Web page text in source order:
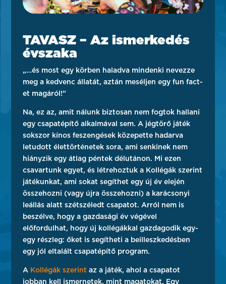
TAVASZ – Az ismerkedés
évszaka
„…és most egy körben haladva mindenki nevezze
meg a kedvenc állatát, aztán meséljen egy fun fact-
et magáról!”
Na, ez az, amit nálunk biztosan nem fogtok hallani
egy csapatépítő alkalmával sem. A jégtörő játék
sokszor kínos feszengések közepette hadarva
letudott élettörténetek sora, ami senkinek nem
hiányzik egy átlag péntek délutánon. Mi ezen
csavartunk egyet, és létrehoztuk a Kollégák szerint
játékunkat, ami sokat segíthet egy új év elején
összehozni (vagy újra összehozni) a karácsonyi
leállás alatt szétszéledt csapatot. Arról nem is
beszélve, hogy a gazdasági év végével
előfordulhat, hogy új kollégákkal gazdagodik egy-
egy részleg: őket is segítheti a beilleszkedésben
egy jól eltalált csapatépítő program.
A Kollégák szerint az a játék, ahol a csapatot
jobban kell ismernetek, mint magatokat. Egy